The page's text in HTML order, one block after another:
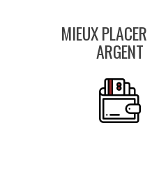
MIEUX
ARGENT